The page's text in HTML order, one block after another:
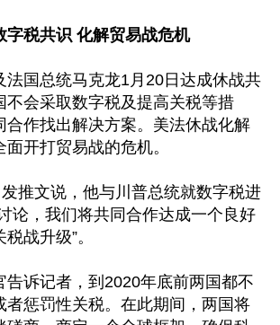
字税共识 化解贸易战危机
法国总统马克龙1月20日达成休战共
不会采取数字税及提高关税等措
合作找出解决方案。美法休战化解
开打贸易战的危机。
推文说，他与川普总统就数字税进
论，我们将共同合作达成一个良好
战升级”。
告诉记者，到2020年底前两国都不
者惩罚性关税。在此期间，两国将